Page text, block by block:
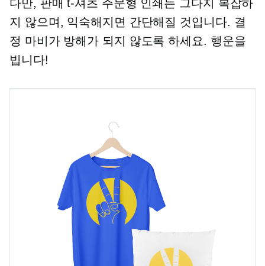
다만, 판매t-셔츠 주문형 인쇄는 그다지 복잡하
지 않으며, 익숙해지면 간단해질 것입니다. 결
정 마비가 방해가 되지 않도록 하세요. 행운을
빕니다!